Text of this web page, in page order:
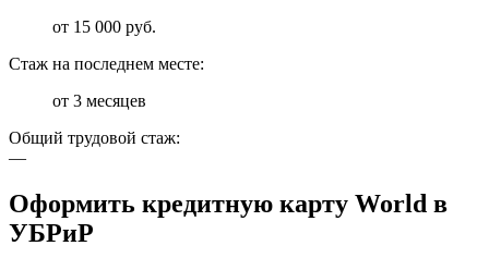
от 15 000 руб.
Стаж на последнем месте:
от 3 месяцев
Общий трудовой стаж:
—
Оформить кредитную карту World в
УБРиР